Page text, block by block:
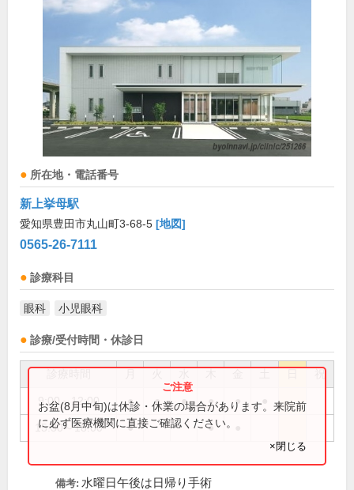
所在地・電話番号
新上挙母駅
愛知県豊田市丸山町3-68-5 [地図]
0565-26-7111
診療科目
眼科 小児眼科
診療/受付時間・休診日
祝
9:00～12:00 ● ● ● ● ●
15:30～18:00 ● ●
お盆(8月中旬)は休診・休業の場合があります。来院前
に必ず医療機関に直接ご確認ください。
×閉じる
備考: 水曜日午後は日帰り手術